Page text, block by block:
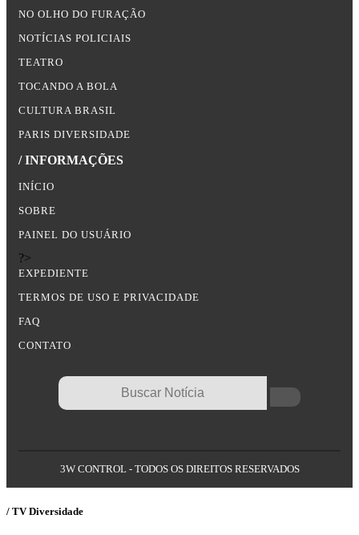
NO OLHO DO FURAÇÃO
NOTÍCIAS POLICIAIS
TEATRO
TOCANDO A BOLA
CULTURA BRASIL
PARIS DIVERSIDADE
/ INFORMAÇÕES
INÍCIO
SOBRE
PAINEL DO USUÁRIO
?>
EXPEDIENTE
TERMOS DE USO E PRIVACIDADE
FAQ
CONTATO
3W CONTROL - TODOS OS DIREITOS RESERVADOS
/ TV Diversidade